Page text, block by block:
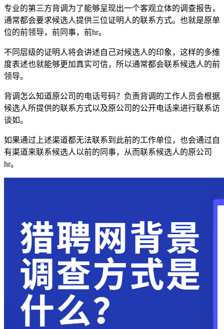
专业的第三方背调为了能够呈现出一个客观立体的调查报告，
通常都会要求候选人提供三位证明人的联系方式。也就是原单
位的前领导，前同事，前hr。
不同层级的证明人将会讲述自己对候选人的印象，这样的多维
度表述也就能够更加真实可信，所以通常都会联系候选人的前
领导。
背调怎么知道原公司的电话号码？负责背调的工作人员会根据
候选人所提供的联系方式以及原公司的公开电话来进行联系访
谈如。
如果通过上述渠道都无法联系到此前的工作单位，也会通过自
有渠道来联系候选人以前的同事，从而联系候选人的原公司
hr。